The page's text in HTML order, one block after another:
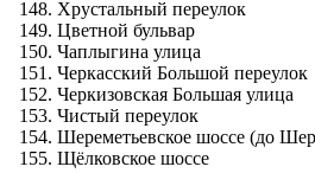
Хрустальный переулок
Цветной бульвар
Чаплыгина улица
Черкасский Большой переулок
Черкизовская Большая улица
Чистый переулок
Шереметьевское шоссе (до
Щёлковское шоссе